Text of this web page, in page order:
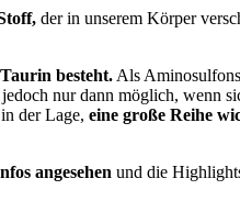
der in unserem Körper
besteht. Als
nur dann möglich, wenn
der Lage, eine große Reihe
angesehen und die